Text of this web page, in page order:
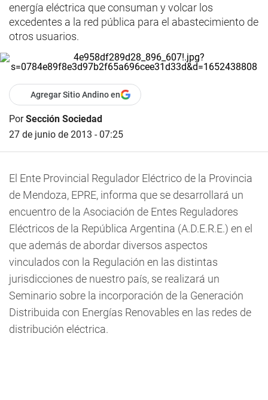
energía eléctrica que consuman y volcar los
excedentes a la red pública para el abastecimiento de
otros usuarios.
Agregar Sitio Andino en
PorSección Sociedad
27 de junio de 2013 - 07:25
El Ente Provincial Regulador Eléctrico de la Provincia
de Mendoza, EPRE, informa que se desarrollará un
encuentro de la Asociación de Entes Reguladores
Eléctricos de la República Argentina (A.D.E.R.E.) en el
que además de abordar diversos aspectos
vinculados con la Regulación en las distintas
jurisdicciones de nuestro país, se realizará un
Seminario sobre la incorporación de la Generación
Distribuida con Energías Renovables en las redes de
distribución eléctrica.